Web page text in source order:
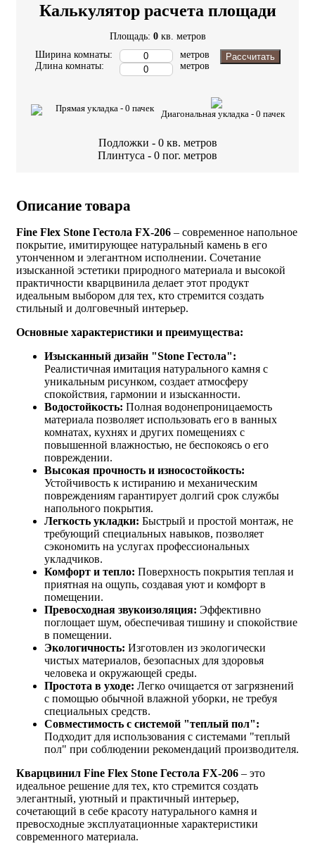
Калькулятор расчета площади
Площадь: 0 кв. метров
Ширина комнаты:
Длина комнаты:
метров
метров
Рассчитать
Прямая укладка - 0 пачек
Диагональная укладка - 0 пачек
Подложки - 0 кв. метров
Плинтуса - 0 пог. метров
Описание товара
Fine Flex Stone Гестола FX-206 – современное напольное
покрытие, имитирующее натуральный камень в его
утонченном и элегантном исполнении. Сочетание
изысканной эстетики природного материала и высокой
практичности кварцвинила делает этот продукт
идеальным выбором для тех, кто стремится создать
стильный и долговечный интерьер.
Основные характеристики и преимущества:
Изысканный дизайн "Stone Гестола":
Реалистичная имитация натурального камня с
уникальным рисунком, создает атмосферу
спокойствия, гармонии и изысканности.
Водостойкость: Полная водонепроницаемость
материала позволяет использовать его в ванных
комнатах, кухнях и других помещениях с
повышенной влажностью, не беспокоясь о его
повреждении.
Высокая прочность и износостойкость:
Устойчивость к истиранию и механическим
повреждениям гарантирует долгий срок службы
напольного покрытия.
Легкость укладки: Быстрый и простой монтаж, не
требующий специальных навыков, позволяет
сэкономить на услугах профессиональных
укладчиков.
Комфорт и тепло: Поверхность покрытия теплая и
приятная на ощупь, создавая уют и комфорт в
помещении.
Превосходная звукоизоляция: Эффективно
поглощает шум, обеспечивая тишину и спокойствие
в помещении.
Экологичность: Изготовлен из экологически
чистых материалов, безопасных для здоровья
человека и окружающей среды.
Простота в уходе: Легко очищается от загрязнений
с помощью обычной влажной уборки, не требуя
специальных средств.
Совместимость с системой "теплый пол":
Подходит для использования с системами "теплый
пол" при соблюдении рекомендаций производителя.
Кварцвинил Fine Flex Stone Гестола FX-206 – это
идеальное решение для тех, кто стремится создать
элегантный, уютный и практичный интерьер,
сочетающий в себе красоту натурального камня и
превосходные эксплуатационные характеристики
современного материала.